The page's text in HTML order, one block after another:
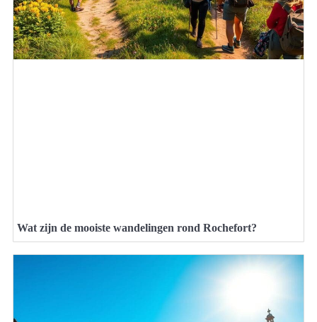
Wat zijn de mooiste wandelingen rond Rochefort?